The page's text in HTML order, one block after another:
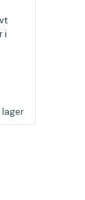
i
lager